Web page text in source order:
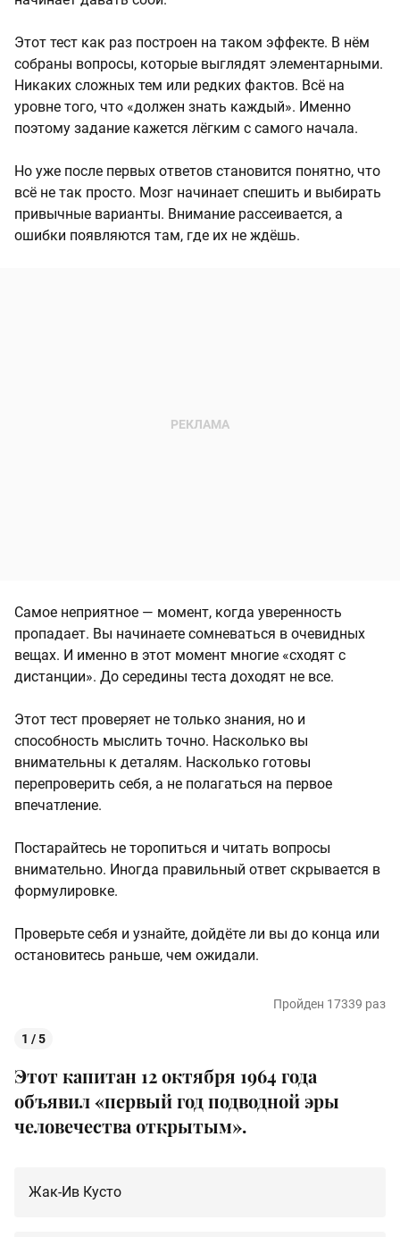
Этот тест как раз построен на таком эффекте. В нём
собраны вопросы, которые выглядят элементарными.
Никаких сложных тем или редких фактов. Всё на
уровне того, что «должен знать каждый». Именно
поэтому задание кажется лёгким с самого начала.
Но уже после первых ответов становится понятно, что
всё не так просто. Мозг начинает спешить и выбирать
привычные варианты. Внимание рассеивается, а
ошибки появляются там, где их не ждёшь.
Самое неприятное — момент, когда уверенность
пропадает. Вы начинаете сомневаться в очевидных
вещах. И именно в этот момент многие «сходят с
дистанции». До середины теста доходят не все.
Этот тест проверяет не только знания, но и
способность мыслить точно. Насколько вы
внимательны к деталям. Насколько готовы
перепроверить себя, а не полагаться на первое
впечатление.
Постарайтесь не торопиться и читать вопросы
внимательно. Иногда правильный ответ скрывается в
формулировке.
Проверьте себя и узнайте, дойдёте ли вы до конца или
остановитесь раньше, чем ожидали.
Пройден 17339 раз
1 / 5
Этот капитан 12 октября 1964 года
объявил «первый год подводной эры
человечества открытым».
Жак-Ив Кусто